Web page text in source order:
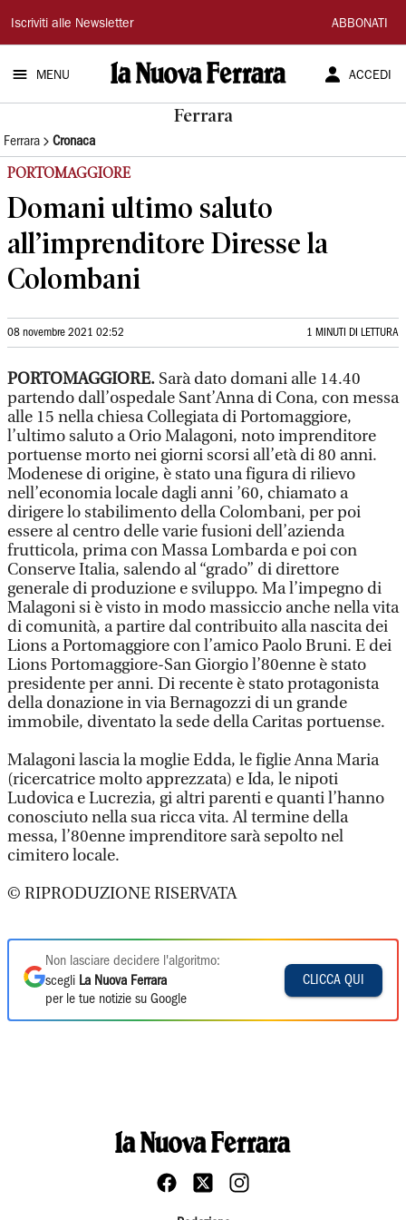
La
Nuova
Ferrara
Iscriviti alle Newsletter ABBONATI
MENU ACCEDI
Ferrara
Ferrara Cronaca
PORTOMAGGIORE
Domani ultimo saluto
all’imprenditore Diresse la
Colombani
08 novembre 2021 02:52 1 MINUTI DI LETTURA
PORTOMAGGIORE. Sarà dato domani alle 14.40
partendo dall’ospedale Sant’Anna di Cona, con messa
alle 15 nella chiesa Collegiata di Portomaggiore,
l’ultimo saluto a Orio Malagoni, noto imprenditore
portuense morto nei giorni scorsi all’età di 80 anni.
Modenese di origine, è stato una figura di rilievo
nell’economia locale dagli anni ’60, chiamato a
dirigere lo stabilimento della Colombani, per poi
essere al centro delle varie fusioni dell’azienda
frutticola, prima con Massa Lombarda e poi con
Conserve Italia, salendo al “grado” di direttore
generale di produzione e sviluppo. Ma l’impegno di
Malagoni si è visto in modo massiccio anche nella vita
di comunità, a partire dal contribuito alla nascita dei
Lions a Portomaggiore con l’amico Paolo Bruni. E dei
Lions Portomaggiore-San Giorgio l’80enne è stato
presidente per anni. Di recente è stato protagonista
della donazione in via Bernagozzi di un grande
immobile, diventato la sede della Caritas portuense.
Malagoni lascia la moglie Edda, le figlie Anna Maria
(ricercatrice molto apprezzata) e Ida, le nipoti
Ludovica e Lucrezia, gi altri parenti e quanti l’hanno
conosciuto nella sua ricca vita. Al termine della
messa, l’80enne imprenditore sarà sepolto nel
cimitero locale.
© RIPRODUZIONE RISERVATA
Non lasciare decidere l'algoritmo:
scegli La Nuova Ferrara
per le tue notizie su Google
CLICCA QUI